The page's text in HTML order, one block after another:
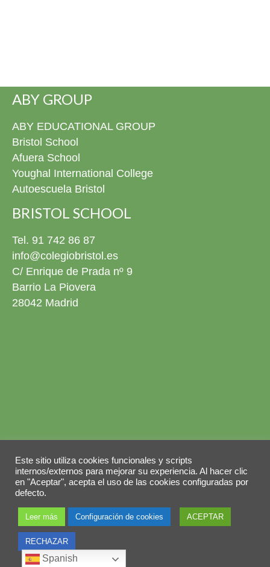
ABY GROUP
ABY EDUCATIONAL GROUP
Bristol School
Afuera School
Youghal International College
Autoescuela Bristol
BRISTOL SCHOOL
Tel. 91 742 86 87
info@colegiobristol.es
C/ Enrique de Prada nº 9
Barrio La Piovera
28042 Madrid
Política de cookies
© 2026 Copyright by
derechos reservados.
Este sitio utiliza cookies funcionales y scripts
internos/externos para mejorar su experiencia. Al hacer clic
en "Aceptar", acepta el uso de las cookies configuradas por
defecto.
Leer más Configuración de cookies ACEPTAR
RECHAZAR
Spanish